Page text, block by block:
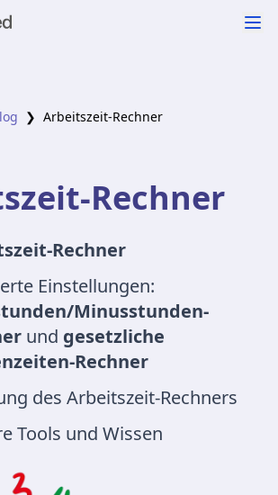
❯ Arbeitszeit-Rechner
Rechner
Rechner
Einstellungen:
Minusstunden-
und gesetzliche
Rechner
des Arbeitszeit-Rechners
Tools und Wissen